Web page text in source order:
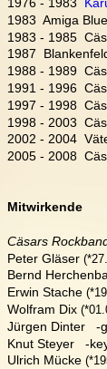
1983  Amiga
1983 - 1985
1987
1988 - 1989
1991 - 1996
1997 - 1998
1998 - 2003
2002 - 2004
2005 - 2008
Mitwirkende
Cäsars
Peter Gläser
Bernd
Erwin Stache
Wolfram Dix
Jürgen Dinter   -
Knut Steyer   -
Ulrich Mücke